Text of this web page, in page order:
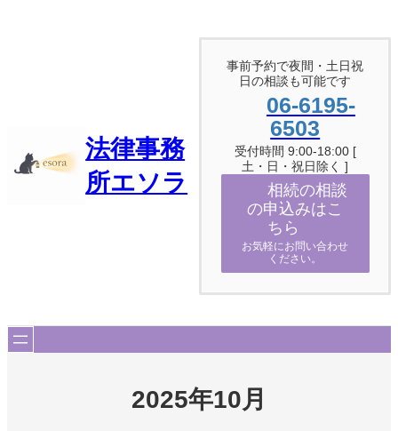
法律事務
所エソラ
事前予約で夜間・土日祝
日の相談も可能です
06-6195-
6503
受付時間 9:00-18:00 [
土・日・祝日除く ]
相続の相談
の申込みはこ
ちら
お気軽にお問い合わせ
ください。
2025年10月